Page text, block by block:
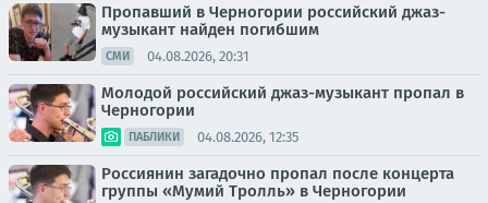
Пропавший в Черногории российский джаз-
музыкант найден погибшим
СМИ 04.08.2026, 20:31
Молодой российский джаз-музыкант пропал в
Черногории
ПАБЛИКИ 04.08.2026, 12:35
Россиянин загадочно пропал после концерта
группы «Мумий Тролль» в Черногории